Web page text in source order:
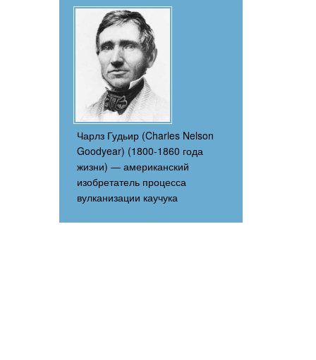
Чарлз Гудьир (Charles Nelson
Goodyear) (1800-1860 года
жизни) — американский
изобретатель процесса
вулканизации каучука